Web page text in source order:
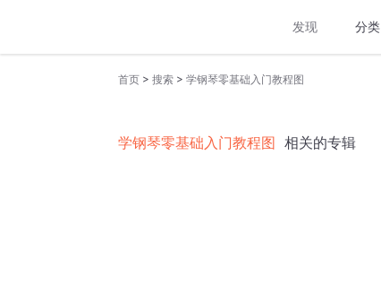
发现 分类
首页 > 搜索 > 学钢琴零基础入门教程图
学钢琴零基础入门教程图 相关的专辑